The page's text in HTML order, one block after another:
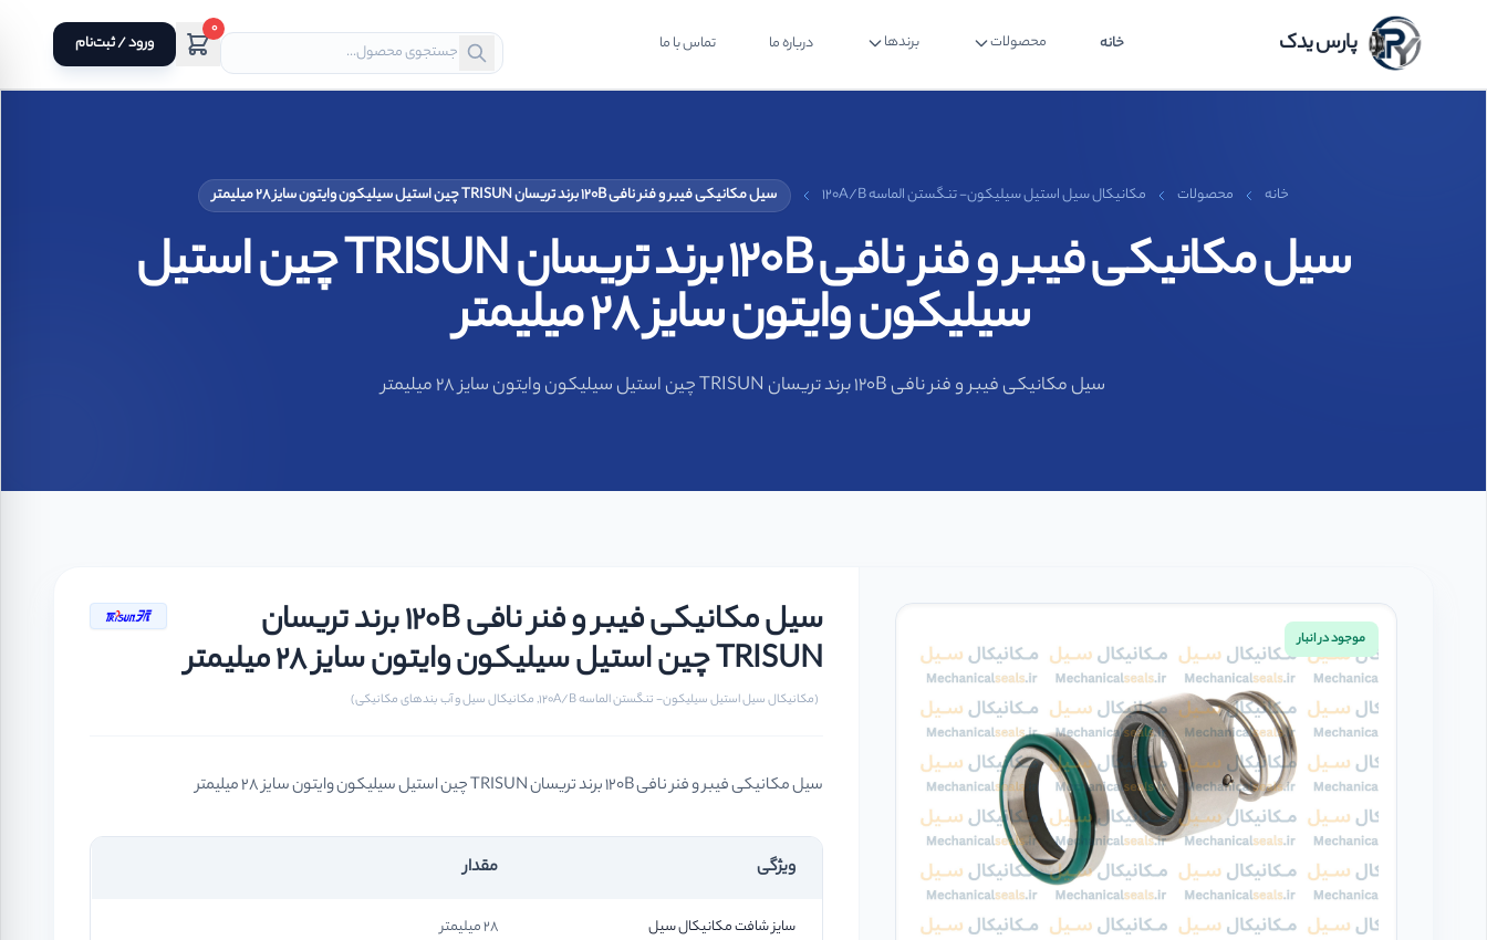
پارس یدک خانه محصولات برندها درباره ما تماس با ما
0
ورود / ثبت‌نام
خانه محصولات مکانیکال سیل استیل سیلیکون- تنگستن الماسه 120A/B سیل مکانیکی فیبر و فنر نافی 120B برند تریسان TRISUN چین استیل سیلیکون وایتون سایز 28 میلیمتر
سیل مکانیکی فیبر و فنر نافی 120B برند تریسان TRISUN چین استیل
سیلیکون وایتون سایز 28 میلیمتر
سیل مکانیکی فیبر و فنر نافی 120B برند تریسان TRISUN چین استیل سیلیکون وایتون سایز 28 میلیمتر
موجود در انبار
سیل مکانیکی فیبر و فنر نافی 120B برند تریسان
TRISUN چین استیل سیلیکون وایتون سایز 28 میلیمتر
(مکانیکال سیل استیل سیلیکون- تنگستن الماسه 120A/B, مکانیکال سیل و آب بندهای مکانیکی)
سیل مکانیکی فیبر و فنر نافی 120B برند تریسان TRISUN چین استیل سیلیکون وایتون سایز 28 میلیمتر
ویژگی مقدار
سایز شافت مکانیکال سیل 28 میلیمتر